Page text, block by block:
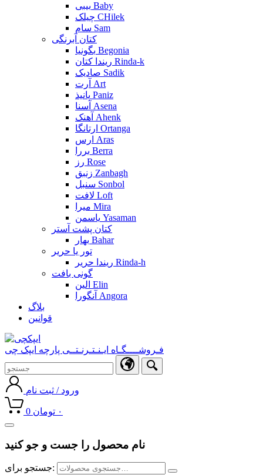
بیبی Baby
چیلک CHilek
سام Sam
کتان آبرنگی
بگونیا Begonia
ریندا کتان Rinda-k
صادیک Sadik
آرت Art
پانیذ Paniz
آسنا Asena
آهنک Ahenk
ارتانگا Ortanga
ارس Aras
بررا Berra
رز Rose
زنبق Zanbagh
سنبل Sonbol
لافت Loft
میرا Mira
یاسمن Yasaman
کتان پشت آستر
بهار Bahar
تور یا حریر
ریندا حریر Rinda-h
گونی بافت
الین Elin
آنگورا Angora
بلاگ
قوانین
فـروشــــگـاه ایـنـتـرنـتــی پارچه ایپک چی
ورود / ثبت نام
0 ۰ تومان
Toggle
navigation
نام محصول را جست و جو کنید
جستجو برای: